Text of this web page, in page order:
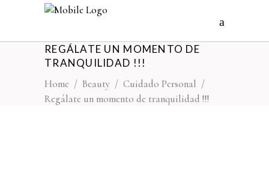
REGÁLATE UN MOMENTO DE
TRANQUILIDAD !!!
Home / Beauty / Cuidado Personal /
Regálate un momento de tranquilidad !!!